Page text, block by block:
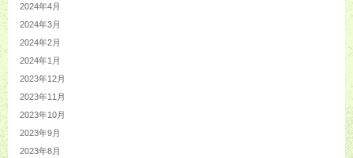
2024年4月
2024年3月
2024年2月
2024年1月
2023年12月
2023年11月
2023年10月
2023年9月
2023年8月